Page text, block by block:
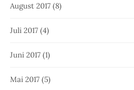
August 2017 (8)
Juli 2017 (4)
Juni 2017 (1)
Mai 2017 (5)